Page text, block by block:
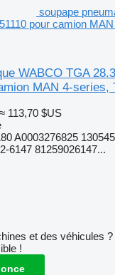
soupape
pour camion
WABCO TGA
MAN 4-series,
≈ 113,70 $US
A0003276825
6147 81259026147...
et des véhicules ?
!